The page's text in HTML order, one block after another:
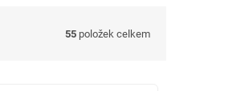
55 položek celkem